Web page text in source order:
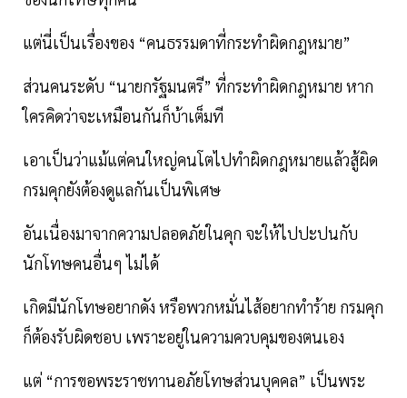
แต่นี่เป็นเรื่องของ “คนธรรมดาที่กระทำผิดกฎหมาย”
ส่วนคนระดับ “นายกรัฐมนตรี” ที่กระทำผิดกฎหมาย หาก
ใครคิดว่าจะเหมือนกันก็บ้าเต็มที
เอาเป็นว่าแม้แต่คนใหญ่คนโตไปทำผิดกฎหมายแล้วสู้ผิด
กรมคุกยังต้องดูแลกันเป็นพิเศษ
อันเนื่องมาจากความปลอดภัยในคุก จะให้ไปปะปนกับ
นักโทษคนอื่นๆ ไม่ได้
เกิดมีนักโทษอยากดัง หรือพวกหมั่นไส้อยากทำร้าย กรมคุก
ก็ต้องรับผิดชอบ เพราะอยู่ในความควบคุมของตนเอง
แต่ “การขอพระราชทานอภัยโทษส่วนบุคคล” เป็นพระ